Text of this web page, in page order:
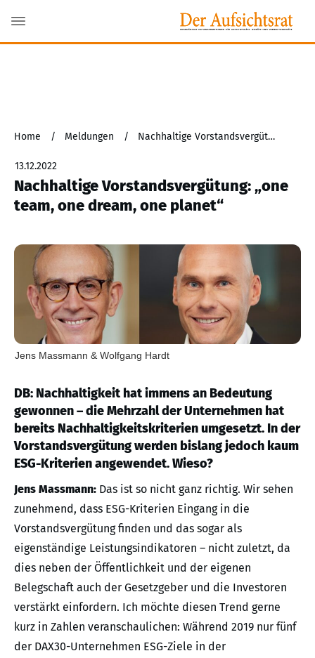
Home / Meldungen / Nachhaltige Vorstandsvergütung: „one team, one dream, one planet“
13.12.2022
Nachhaltige Vorstandsvergütung: „one
team, one dream, one planet“
Jens Massmann & Wolfgang Hardt
DB: Nachhaltigkeit hat immens an Bedeutung
gewonnen – die Mehrzahl der Unternehmen hat
bereits Nachhaltigkeitskriterien umgesetzt. In der
Vorstandsvergütung werden bislang jedoch kaum
ESG-Kriterien angewendet. Wieso?
Jens Massmann: Das ist so nicht ganz richtig. Wir sehen
zunehmend, dass ESG-Kriterien Eingang in die
Vorstandsvergütung finden und das sogar als
eigenständige Leistungsindikatoren – nicht zuletzt, da
dies neben der Öffentlichkeit und der eigenen
Belegschaft auch der Gesetzgeber und die Investoren
verstärkt einfordern. Ich möchte diesen Trend gerne
kurz in Zahlen veranschaulichen: Während 2019 nur fünf
der DAX30-Unternehmen ESG-Ziele in der